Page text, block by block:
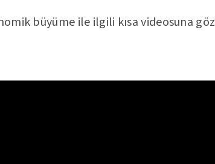
büyüme ile ilgili kısa videosuna göz